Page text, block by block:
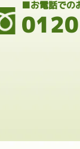
■お電話での